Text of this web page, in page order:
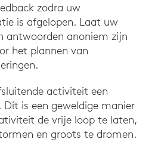
zodra uw
is afgelopen. Laat uw
antwoorden anoniem zijn
het plannen van
activiteit een
Dit is een geweldige manier
de vrije loop te laten,
en groots te dromen.